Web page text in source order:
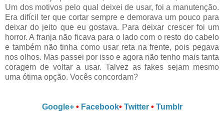
Um dos motivos pelo qual deixei de usar, foi a manutenção.
Era difícil ter que cortar sempre e demorava um pouco para
deixar do jeito que eu gostava. Para deixar crescer foi um
horror. A franja não ficava para o lado com o resto do cabelo
e também não tinha como usar reta na frente, pois pegava
nos olhos. Mas passei por isso e agora não tenho mais tanta
coragem de voltar a usar. Talvez as fakes sejam mesmo
uma ótima opção. Vocês concordam?
Google+• Facebook• Twitter• Tumblr